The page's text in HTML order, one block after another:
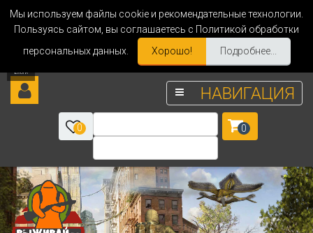
Мы используем файлы cookie и рекомендательные технологии.
Пользуясь сайтом, вы соглашаетесь с Политикой обработки
персональных данных.
Хорошо! Подробнее...
НАВИГАЦИЯ
0 0